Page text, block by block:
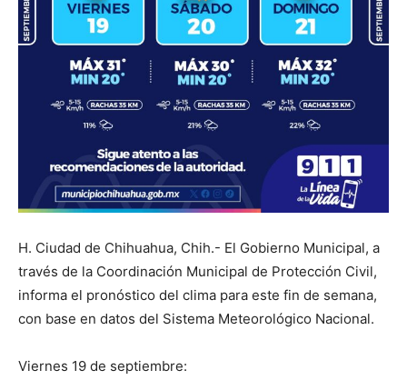
H. Ciudad de Chihuahua, Chih.- El Gobierno Municipal, a
través de la Coordinación Municipal de Protección Civil,
informa el pronóstico del clima para este fin de semana,
con base en datos del Sistema Meteorológico Nacional.
Viernes 19 de septiembre: